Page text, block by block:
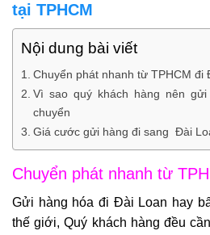
tại TPHCM
Nội dung bài viết
Chuyển phát nhanh từ TPHCM đi
Vì sao quý khách hàng nên
chuyển
Giá cước gửi hàng đi sang Đài
Chuyển phát nhanh từ
Gửi hàng hóa đi Đài Loan hay
thế giới, Quý khách hàng đều